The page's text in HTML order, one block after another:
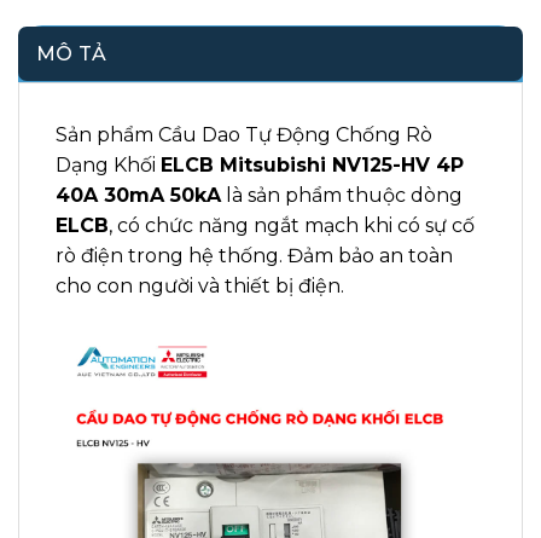
MÔ TẢ
Sản phẩm Cầu Dao Tự Động Chống Rò
Dạng Khối ELCB Mitsubishi NV125-HV 4P
40A 30mA 50kA là sản phẩm thuộc dòng
ELCB, có chức năng ngắt mạch khi có sự cố
rò điện trong hệ thống. Đảm bảo an toàn
cho con người và thiết bị điện.